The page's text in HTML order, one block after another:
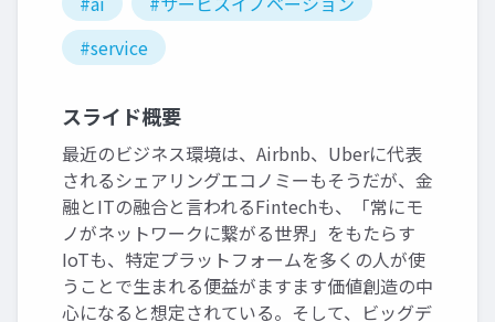
#service
スライド概要
最近のビジネス環境は、Airbnb、Uberに代表
されるシェアリングエコノミーもそうだが、金
融とITの融合と言われるFintechも、「常にモ
ノがネットワークに繋がる世界」をもたらす
IoTも、特定プラットフォームを多くの人が使
うことで生まれる便益がますます価値創造の中
心になると想定されている。そして、ビッグデ